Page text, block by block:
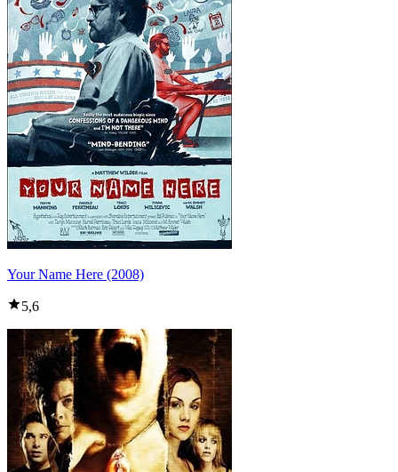
Your Name Here (2008)
5,6